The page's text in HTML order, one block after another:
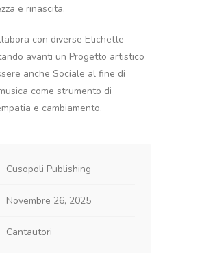
e rinascita.
con diverse Etichette
avanti un Progetto artistico
anche Sociale al fine di
come strumento di
e cambiamento.
Cusopoli Publishing
Novembre 26, 2025
Cantautori